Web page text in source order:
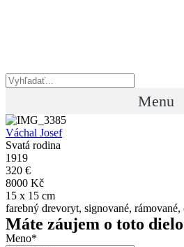
Menu
Váchal Josef
Svatá rodina
1919
320 €
8000 Kč
15 x 15 cm
farebný drevoryt, signované, rámované,
Máte záujem o toto
Meno*